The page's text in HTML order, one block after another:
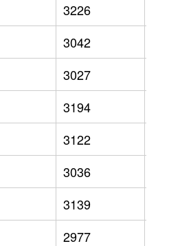
3226
3042
3027
3194
3122
3036
3139
2977